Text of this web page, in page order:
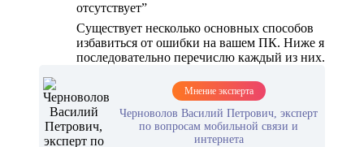
отсутствует”
Существует несколько основных способов
избавиться от ошибки на вашем ПК. Ниже я
последовательно перечислю каждый из них.
Мнение эксперта
Черноволов Василий Петрович, эксперт
по вопросам мобильной связи и
интернета